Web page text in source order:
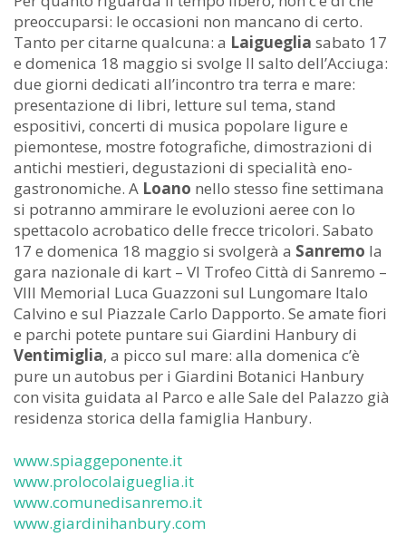
preoccuparsi: le occasioni non mancano di certo.
Tanto per citarne qualcuna: a Laigueglia sabato 17
e domenica 18 maggio si svolge Il salto dell’Acciuga:
due giorni dedicati all’incontro tra terra e mare:
presentazione di libri, letture sul tema, stand
espositivi, concerti di musica popolare ligure e
piemontese, mostre fotografiche, dimostrazioni di
antichi mestieri, degustazioni di specialità eno-
gastronomiche. A Loano nello stesso fine settimana
si potranno ammirare le evoluzioni aeree con lo
spettacolo acrobatico delle frecce tricolori. Sabato
17 e domenica 18 maggio si svolgerà a Sanremo la
gara nazionale di kart – VI Trofeo Città di Sanremo –
VIII Memorial Luca Guazzoni sul Lungomare Italo
Calvino e sul Piazzale Carlo Dapporto. Se amate fiori
e parchi potete puntare sui Giardini Hanbury di
Ventimiglia, a picco sul mare: alla domenica c’è
pure un autobus per i Giardini Botanici Hanbury
con visita guidata al Parco e alle Sale del Palazzo già
residenza storica della famiglia Hanbury.
www.spiaggeponente.it
www.prolocolaigueglia.it
www.comunedisanremo.it
www.giardinihanbury.com